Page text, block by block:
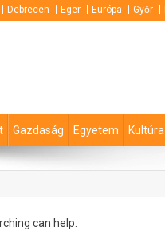
Debrecen Eger Európa Győr
Gazdaság Egyetem Kultúra
can help.